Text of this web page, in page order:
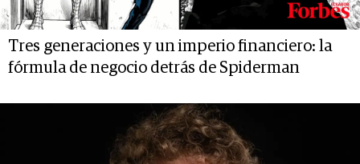
Tres generaciones y un imperio financiero: la
fórmula de negocio detrás de Spiderman